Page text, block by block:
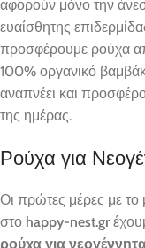
αφορούν μόνο την
ευαίσθητης
προσφέρουμε ρούχα
100% οργανικό
αναπνέει και
της ημέρας.
Ρούχα για
Οι πρώτες μέρες με το
στο happy-nest.gr
ρούχα για